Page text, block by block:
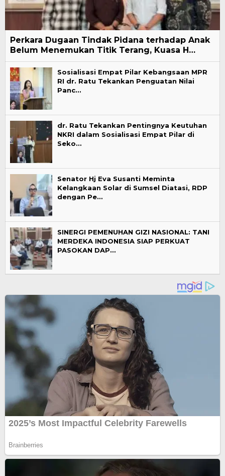
Perkara Dugaan Tindak Pidana terhadap Anak
Belum Menemukan Titik Terang, Kuasa H…
Sosialisasi Empat Pilar Kebangsaan MPR
RI dr. Ratu Tekankan Penguatan Nilai
Panc…
dr. Ratu Tekankan Pentingnya Keutuhan
NKRI dalam Sosialisasi Empat Pilar di
Seko…
Senator Hj Eva Susanti Meminta
Kelangkaan Solar di Sumsel Diatasi, RDP
dengan Pe…
SINERGI PEMENUHAN GIZI NASIONAL: TANI
MERDEKA INDONESIA SIAP PERKUAT
PASOKAN DAP…